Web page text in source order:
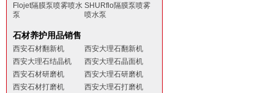
Flojet隔膜泵喷雾喷水
泵
SHURflo隔膜泵喷雾
喷水泵
石材养护用品销售
西安石材翻新机
西安大理石翻新机
西安大理石结晶机
西安大理石晶面机
西安石材研磨机
西安大理石研磨机
西安石材打磨机
西安大理石打磨机